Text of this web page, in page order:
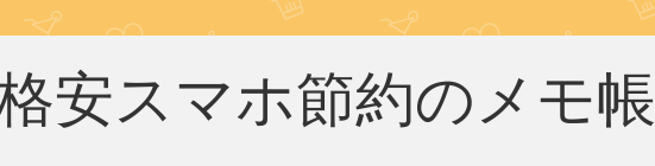
安スマホ節約のメモ帳